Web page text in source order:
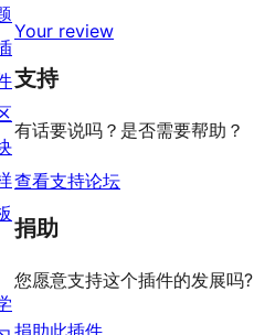
Your review
支持
有话要说吗？是否需要帮助？
查看支持论坛
捐助
您愿意支持这个插件的发展吗?